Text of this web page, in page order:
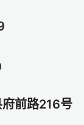
前路216号